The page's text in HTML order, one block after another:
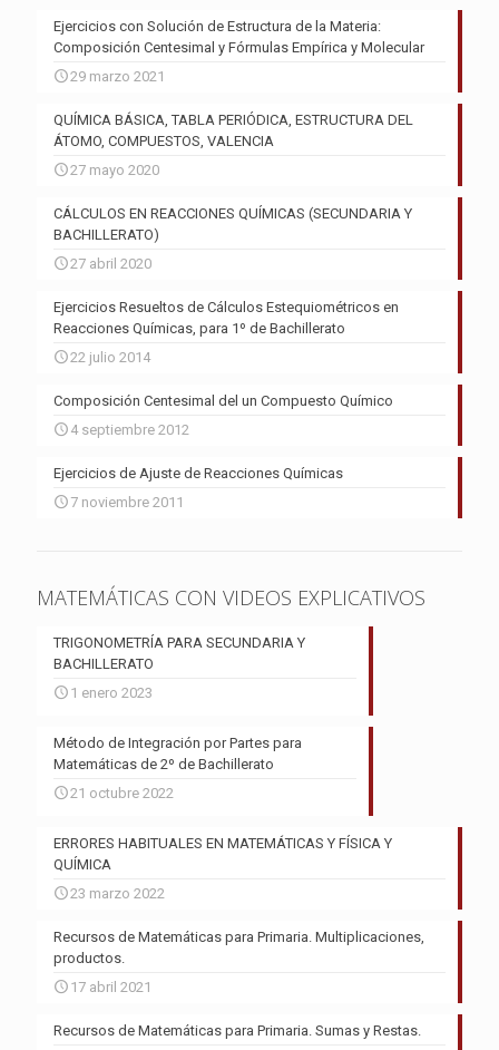
Ejercicios con Solución de Estructura de la Materia:
Composición Centesimal y Fórmulas Empírica y Molecular
29 marzo 2021
QUÍMICA BÁSICA, TABLA PERIÓDICA, ESTRUCTURA DEL
ÁTOMO, COMPUESTOS, VALENCIA
27 mayo 2020
CÁLCULOS EN REACCIONES QUÍMICAS (SECUNDARIA Y
BACHILLERATO)
27 abril 2020
Ejercicios Resueltos de Cálculos Estequiométricos en
Reacciones Químicas, para 1º de Bachillerato
22 julio 2014
Composición Centesimal del un Compuesto Químico
4 septiembre 2012
Ejercicios de Ajuste de Reacciones Químicas
7 noviembre 2011
MATEMÁTICAS CON VIDEOS EXPLICATIVOS
TRIGONOMETRÍA PARA SECUNDARIA Y
BACHILLERATO
1 enero 2023
Método de Integración por Partes para
Matemáticas de 2º de Bachillerato
21 octubre 2022
ERRORES HABITUALES EN MATEMÁTICAS Y FÍSICA Y
QUÍMICA
23 marzo 2022
Recursos de Matemáticas para Primaria. Multiplicaciones,
productos.
17 abril 2021
Recursos de Matemáticas para Primaria. Sumas y Restas.